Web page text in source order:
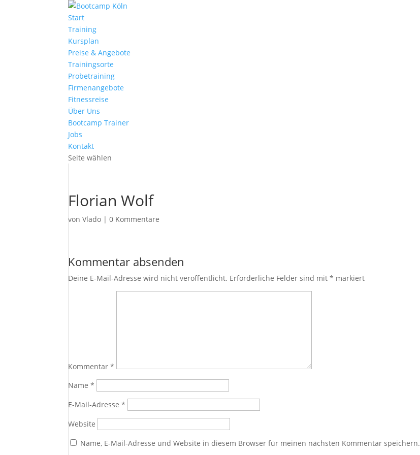
Start
Training
Kursplan
Preise & Angebote
Trainingsorte
Probetraining
Firmenangebote
Fitnessreise
Über Uns
Bootcamp Trainer
Jobs
Kontakt
Seite wählen
Florian Wolf
vonVlado |0 Kommentare
Kommentar absenden
Deine E-Mail-Adresse wird nicht veröffentlicht. Erforderliche Felder sind mit* markiert
Kommentar*
Name*
E-Mail-Adresse*
Website
Name, E-Mail-Adresse und Website in diesem Browser für meinen nächsten Kommentar speichern.